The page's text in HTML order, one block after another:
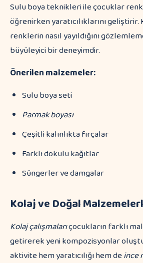
Sulu boya teknikleri ile çocuklar renk
öğrenirken yaratıcılıklarını geliştirir.
renklerin nasıl yayıldığını
büyüleyici bir deneyimdir.
Önerilen malzemeler:
Sulu boya seti
Parmak boyası
Çeşitli kalınlıkta fırçalar
Farklı dokulu kağıtlar
Süngerler ve damgalar
Kolaj ve Doğal
Kolaj çalışmalarıçocukların farklı
getirerek yeni kompozisyonlar
aktivite hem yaratıcılığı hem deince